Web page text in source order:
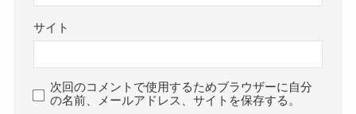
サイト
次回のコメントで使用するためブラウザーに自分
の名前、メールアドレス、サイトを保存する。